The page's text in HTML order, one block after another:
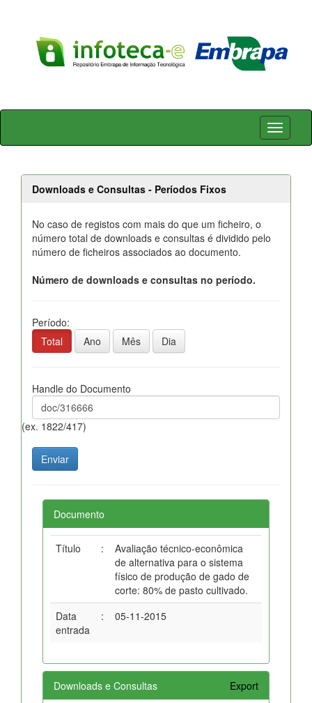
Skip
Downloads e Consultas - Períodos Fixos
No caso de registos com mais do que um ficheiro, o
número total de downloads e consultas é dividido pelo
número de ficheiros associados ao documento.
Número de downloads e consultas no período.
Período:
Total
Ano Mês Dia
Handle do Documento
(ex. 1822/417)
Documento
Título :
Avaliação técnico-econômica
de alternativa para o sistema
físico de produção de gado de
corte: 80% de pasto cultivado.
Data
entrada
: 05-11-2015
Downloads e Consultas Export